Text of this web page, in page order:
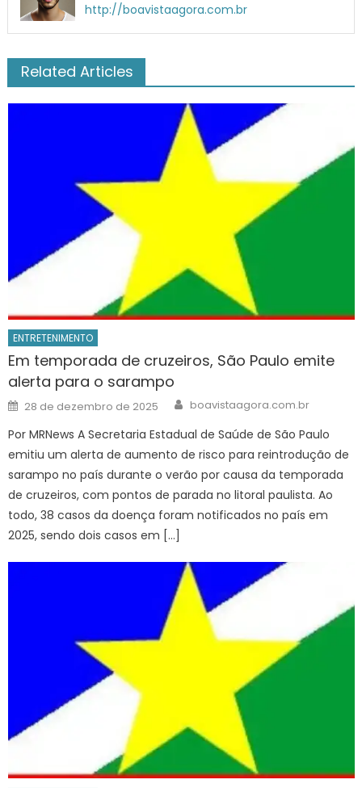
http://boavistaagora.com.br
Related Articles
ENTRETENIMENTO
Em temporada de cruzeiros, São Paulo emite
alerta para o sarampo
Posted
on
28 de dezembro de 2025 Author
boavistaagora.com.br
Por MRNews A Secretaria Estadual de Saúde de São Paulo
emitiu um alerta de aumento de risco para reintrodução de
sarampo no país durante o verão por causa da temporada
de cruzeiros, com pontos de parada no litoral paulista. Ao
todo, 38 casos da doença foram notificados no país em
2025, sendo dois casos em […]